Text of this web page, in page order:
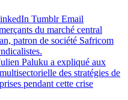
Tumblr Email
du marché central
patron de société Safricom
Paluku a expliqué aux
des stratégies de
pendant cette crise